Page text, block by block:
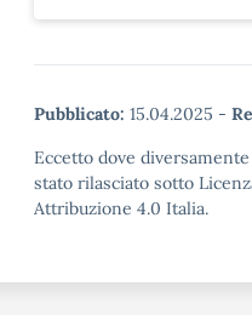
Pubblicato: 15.04.2025 -
Eccetto dove
stato rilasciato sotto
Attribuzione 4.0 Italia.